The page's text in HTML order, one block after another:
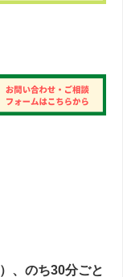
、のち30分ごと